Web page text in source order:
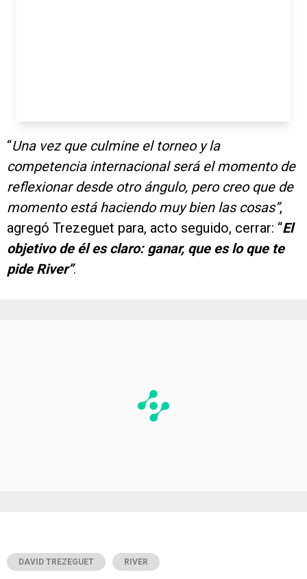
“Una vez que culmine el torneo y la
competencia internacional será el momento de
reflexionar desde otro ángulo, pero creo que de
momento está haciendo muy bien las cosas”,
agregó Trezeguet para, acto seguido, cerrar: “El
objetivo de él es claro: ganar, que es lo que te
pide River”.
DAVID TREZEGUET RIVER